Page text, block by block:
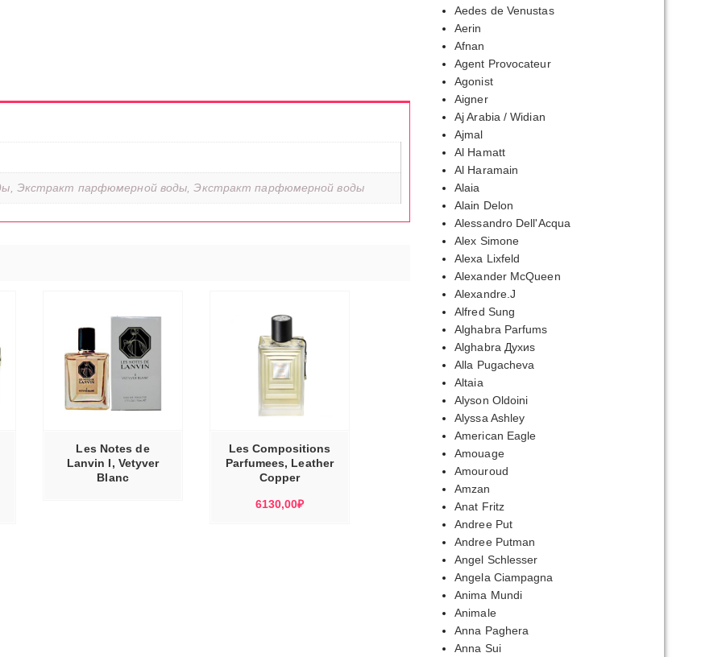
Экстракт парфюмерной воды, Экстракт парфюмерной воды
Les Notes de
Lanvin I, Vetyver
Blanc
ПАРАМЕТРЫ
МОЖНО
ВЫБРАТЬ
НА
СТРАНИЦЕ
ТОВАРА.
Les Compositions
Parfumees, Leather
Copper
6130,00₽
Aedes de Venustas
Aerin
Afnan
Agent Provocateur
Agonist
Aigner
Aj Arabia / Widian
Ajmal
Al Hamatt
Al Haramain
Alaia
Alain Delon
Alessandro Dell'Acqua
Alex Simone
Alexa Lixfeld
Alexander McQueen
Alexandre.J
Alfred Sung
Alghabra Parfums
Alghabra Духиs
Alla Pugacheva
Altaia
Alyson Oldoini
Alyssa Ashley
American Eagle
Amouage
Amouroud
Amzan
Anat Fritz
Andree Put
Andree Putman
Angel Schlesser
Angela Ciampagna
Anima Mundi
Animale
Anna Paghera
Anna Sui